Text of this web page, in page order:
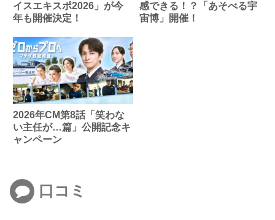
イスエキスポ2026」が今
年も開催決定！
感できる！？「あそべる宇
宙博」開催！
2026年CM第8話「笑わな
い主任が…篇」公開記念キ
ャンペーン
口コミ